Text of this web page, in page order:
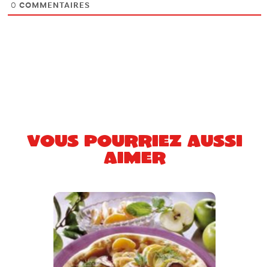
0 COMMENTAIRES
Vous pourriez aussi
aimer